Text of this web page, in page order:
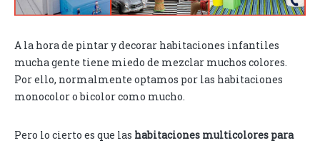
A la hora de pintar y decorar habitaciones infantiles
mucha gente tiene miedo de mezclar muchos colores.
Por ello, normalmente optamos por las habitaciones
monocolor o bicolor como mucho.
Pero lo cierto es que las habitaciones multicolores para